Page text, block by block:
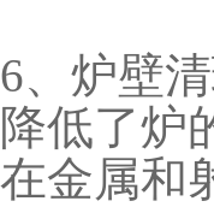
6、炉壁
降低了炉
在金属和